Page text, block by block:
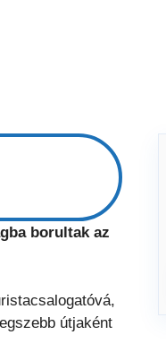
borultak az
útjaként